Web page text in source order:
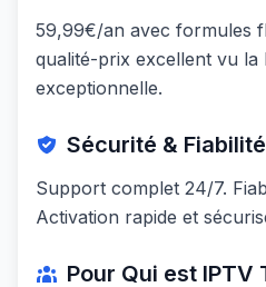
59,99€/an avec formules
qualité-prix excellent vu la
exceptionnelle.
Sécurité & Fiabilité
Support complet 24/7.
Activation rapide et
Pour Qui est IPTV